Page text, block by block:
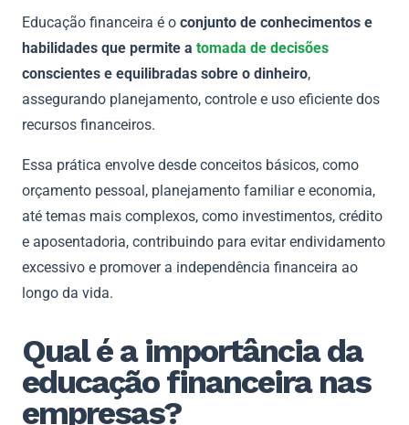
Educação financeira é o conjunto de conhecimentos e
habilidades que permite a tomada de decisões
conscientes e equilibradas sobre o dinheiro,
assegurando planejamento, controle e uso eficiente dos
recursos financeiros.
Essa prática envolve desde conceitos básicos, como
orçamento pessoal, planejamento familiar e economia,
até temas mais complexos, como investimentos, crédito
e aposentadoria, contribuindo para evitar endividamento
excessivo e promover a independência financeira ao
longo da vida.
Qual é a importância da
educação financeira nas
empresas?